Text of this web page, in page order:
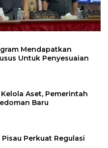
Mendapatkan
Untuk Penyesuaian
Aset, Pemerintah
Baru
Pisau Perkuat Regulasi